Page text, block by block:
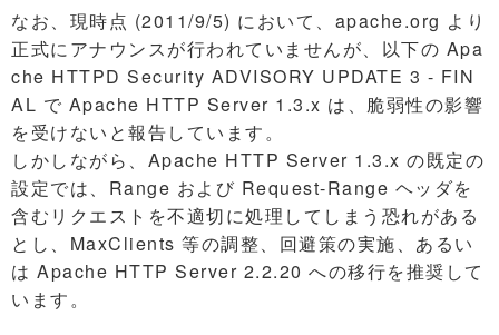
なお、現時点 (2011/9/5) において、apache.org より
正式にアナウンスが行われていませんが、以下の Apa
che HTTPD Security ADVISORY UPDATE 3 - FIN
AL で Apache HTTP Server 1.3.x は、脆弱性の影響
を受けないと報告しています。
しかしながら、Apache HTTP Server 1.3.x の既定の
設定では、Range および Request-Range ヘッダを
含むリクエストを不適切に処理してしまう恐れがある
とし、MaxClients 等の調整、回避策の実施、あるい
は Apache HTTP Server 2.2.20 への移行を推奨して
います。